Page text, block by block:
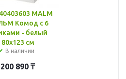
MALM
Комод с 6
- белый
80x123 см
В наличии
200 890 ₸